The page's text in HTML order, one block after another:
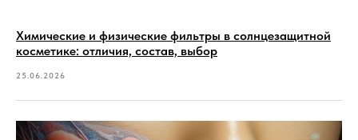
Химические и физические фильтры в солнцезащитной
косметике: отличия, состав, выбор
25.06.2026